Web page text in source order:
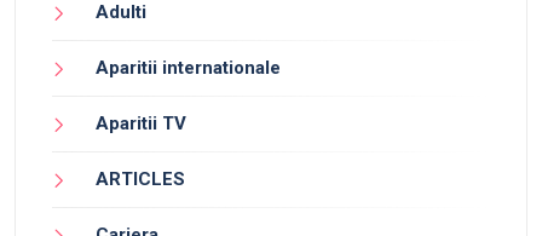
Adulti
Aparitii internationale
Aparitii TV
ARTICLES